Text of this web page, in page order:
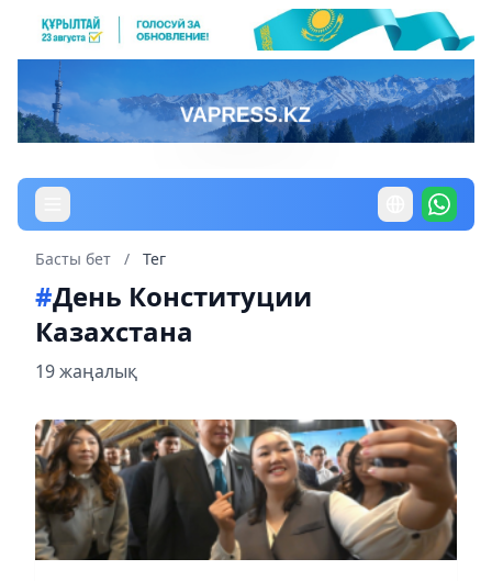
Басты бет / Тег
#День Конституции
Казахстана
19 жаңалық